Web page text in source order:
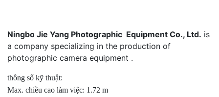
Ningbo Jie Yang Photographic Equipment Co., Ltd. is
a company specializing in the production of
photographic camera equipment .
thông số kỹ thuật:
Max. chiều cao làm việc: 1.72 m